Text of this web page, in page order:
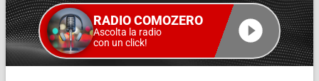
RADIO COMOZERO
Ascolta la radio
con un click!